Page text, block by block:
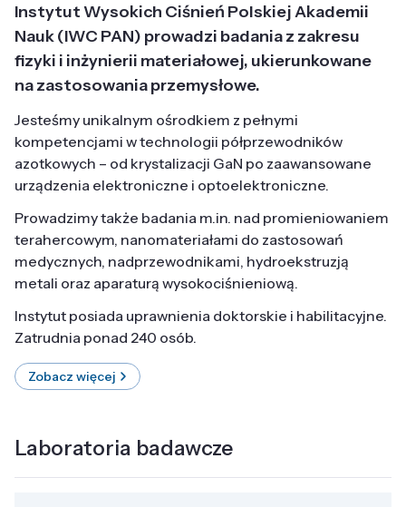
Instytut Wysokich Ciśnień Polskiej Akademii
Nauk (IWC PAN) prowadzi badania z zakresu
fizyki i inżynierii materiałowej, ukierunkowane
na zastosowania przemysłowe.
Jesteśmy unikalnym ośrodkiem z pełnymi
kompetencjami w technologii półprzewodników
azotkowych – od krystalizacji GaN po zaawansowane
urządzenia elektroniczne i optoelektroniczne.
Prowadzimy także badania m.in. nad promieniowaniem
terahercowym, nanomateriałami do zastosowań
medycznych, nadprzewodnikami, hydroekstruzją
metali oraz aparaturą wysokociśnieniową.
Instytut posiada uprawnienia doktorskie i habilitacyjne.
Zatrudnia ponad 240 osób.
Zobacz więcej
Laboratoria badawcze